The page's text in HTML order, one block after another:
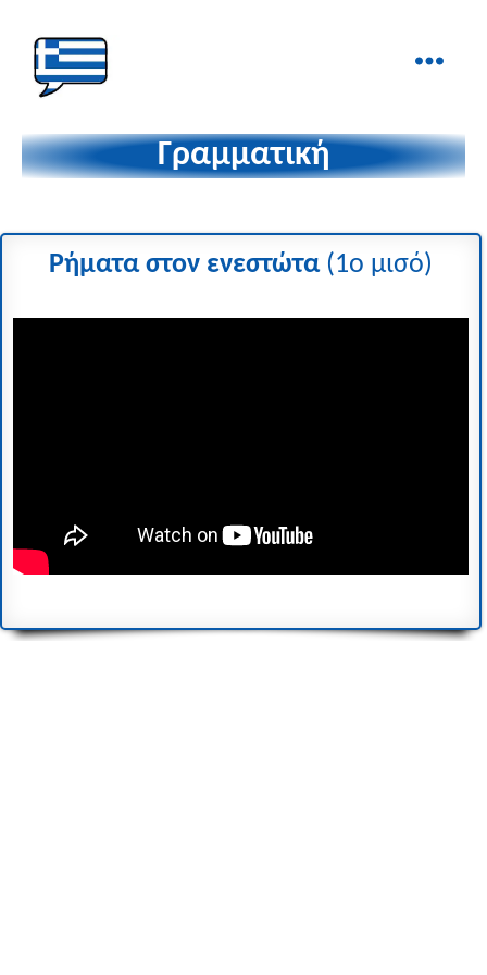
στα
Δάχτυλα!
Γραμματική
Ρήματα στον ενεστώτα(1ο μισό)